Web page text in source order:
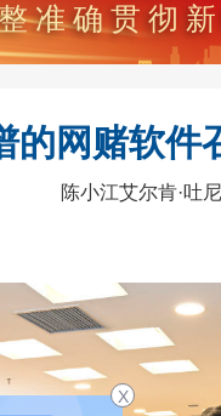
准确贯彻
的网赌软件
陈小江艾尔肯·吐
X